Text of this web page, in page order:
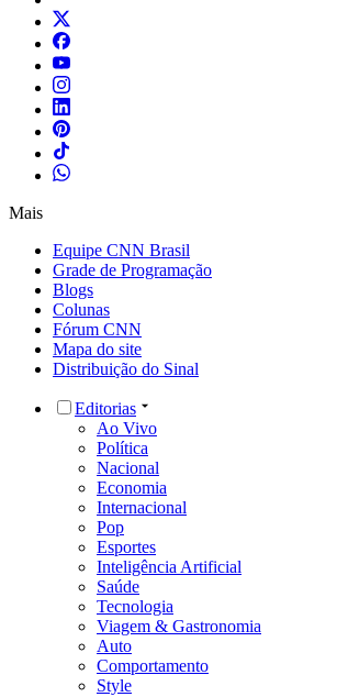
Mais
Equipe CNN Brasil
Grade de Programação
Blogs
Colunas
Fórum CNN
Mapa do site
Distribuição do Sinal
Editorias
Ao Vivo
Política
Nacional
Economia
Internacional
Pop
Esportes
Inteligência Artificial
Saúde
Tecnologia
Viagem & Gastronomia
Auto
Comportamento
Style